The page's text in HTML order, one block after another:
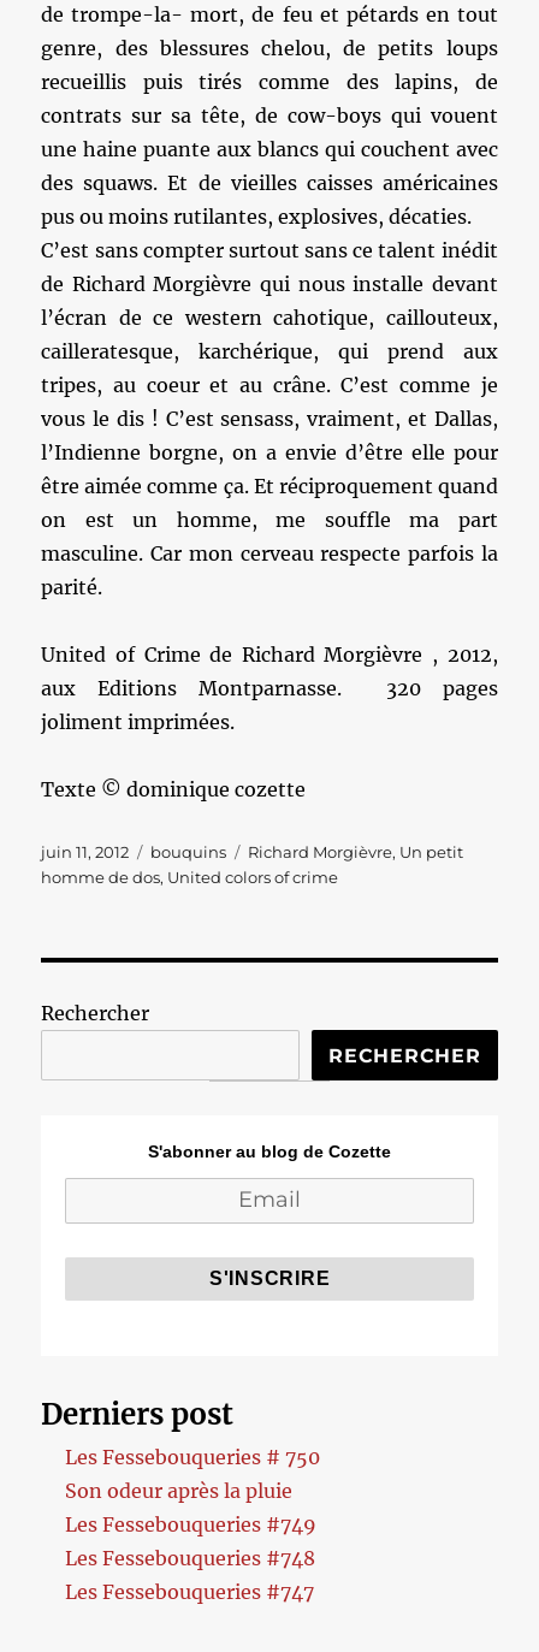
de trompe-la- mort, de feu et pétards en tout
genre, des blessures chelou, de petits loups
recueillis puis tirés comme des lapins, de
contrats sur sa tête, de cow-boys qui vouent
une haine puante aux blancs qui couchent avec
des squaws. Et de vieilles caisses américaines
pus ou moins rutilantes, explosives, décaties.
C’est sans compter surtout sans ce talent inédit
de Richard Morgièvre qui nous installe devant
l’écran de ce western cahotique, caillouteux,
cailleratesque, karchérique, qui prend aux
tripes, au coeur et au crâne. C’est comme je
vous le dis ! C’est sensass, vraiment, et Dallas,
l’Indienne borgne, on a envie d’être elle pour
être aimée comme ça. Et réciproquement quand
on est un homme, me souffle ma part
masculine. Car mon cerveau respecte parfois la
parité.
United of Crime de Richard Morgièvre , 2012,
aux Editions Montparnasse. 320 pages
joliment imprimées.
Texte © dominique cozette
Publié
le
juin 11, 2012 Catégories
bouquins Étiquettes
Richard Morgièvre, Un petit
homme de dos, United colors of crime
Rechercher
RECHERCHER
S'abonner au blog de Cozette
Derniers post
Les Fessebouqueries # 750
Son odeur après la pluie
Les Fessebouqueries #749
Les Fessebouqueries #748
Les Fessebouqueries #747